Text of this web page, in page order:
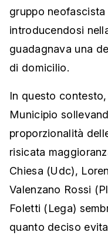
gruppo
introducendosi
guadagnava una
di domicilio.
In questo
Municipio
proporzionalità
risicata
Chiesa (Udc),
Valenzano Rossi
Foletti (Lega)
quanto deciso